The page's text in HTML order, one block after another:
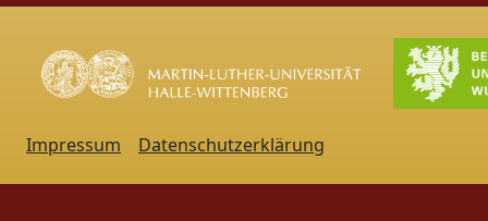
Impressum Datenschutzerklärung